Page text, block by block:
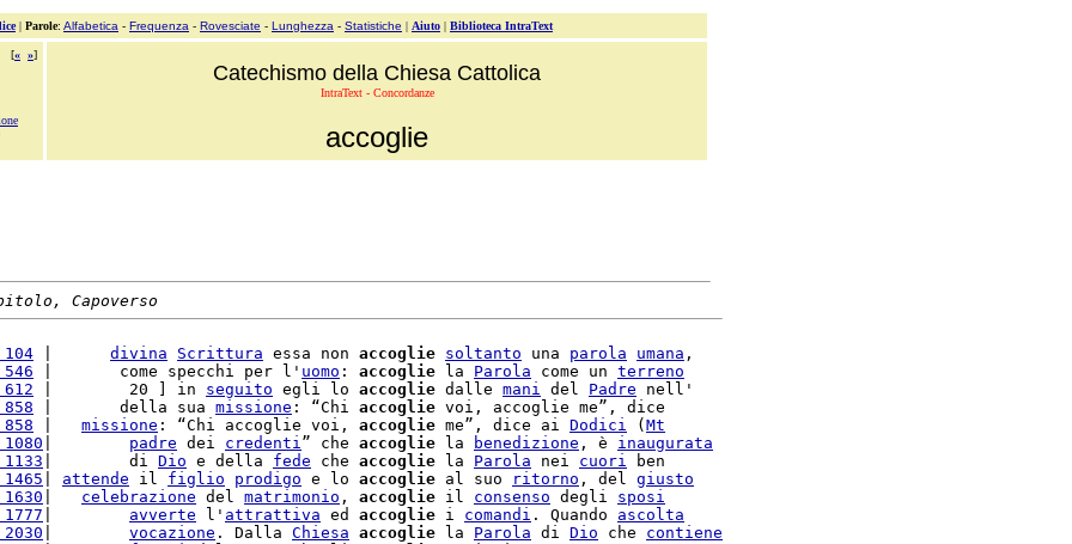
| Parole: Alfabetica - Frequenza - Rovesciate - Lunghezza - Statistiche | Aiuto | Biblioteca IntraText
[« »]
Catechismo della Chiesa Cattolica
IntraText - Concordanze
accoglie
Capoverso
104
divina Scrittura essa non accoglie soltanto una parola umana ,
546
|       come specchi per l' uomo : accoglie la Parola come un terreno
612
|        20 ] in seguito egli lo accoglie dalle mani del Padre nell'
858
|       della sua missione : “Chi accoglie voi, accoglie me”, dice
858
missione : “Chi accoglie voi, accoglie me”, dice ai Dodici ( Mt
1080
padre dei credenti” che accoglie la benedizione , è inaugurata
1133
|        di Dio e della fede che accoglie la Parola nei cuori ben
1465
attende il figlio prodigo e lo accoglie al suo ritorno , del giusto
1630
celebrazione del matrimonio , accoglie il consenso degli sposi
1777
avverte l' attrattiva ed accoglie i comandi . Quando ascolta
2030
vocazione . Dalla Chiesa accoglie la Parola di Dio che contiene